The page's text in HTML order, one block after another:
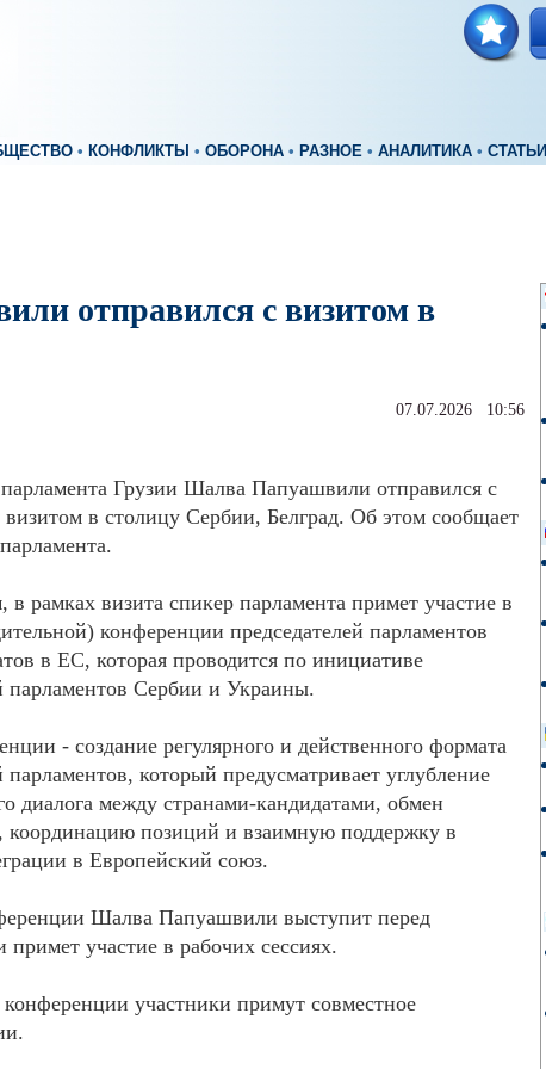
• КОНФЛИКТЫ • ОБОРОНА • РАЗНОЕ • АНАЛИТИКА • СТАТЬИ
отправился с визитом в
07.07.2026 10:56
парламента Грузии Шалва Папуашвили отправился с
в столицу Сербии, Белград. Об этом сообщает
рамках визита спикер парламента примет участие в
конференции председателей парламентов
в ЕС, которая проводится по инициативе
парламентов Сербии и Украины.
- создание регулярного и действенного формата
парламентов, который предусматривает углубление
диалога между странами-кандидатами, обмен
позиций и взаимную поддержку в
в Европейский союз.
Шалва Папуашвили выступит перед
примет участие в рабочих сессиях.
участники примут совместное